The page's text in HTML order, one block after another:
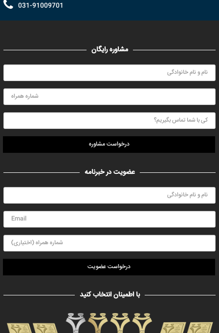
031-91009701
مشاوره رایگان
درخواست مشاوره
عضویت در خبرنامه
درخواست عضویت
با اطمینان انتخاب کنید